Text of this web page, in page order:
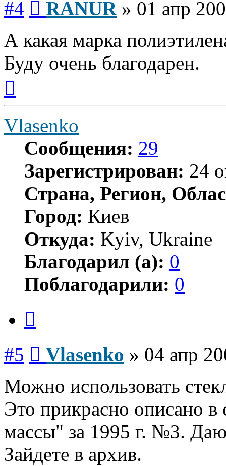
#4 RANUR» 01 апр
А какая марка
Буду очень благодарен.
началу
Vlasenko
Сообщения: 29
Зарегистрирован: 24
Страна, Регион,
Город: Киев
Откуда: Kyiv, Ukraine
Благодарил (а): 0
Поблагодарили: 0
#5 Vlasenko » 04 апр
Можно использовать
Это прикрасно описано в
массы" за 1995 г. №3.
Зайдете в архив.